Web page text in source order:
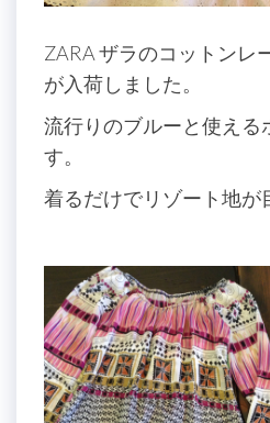
ZARA ザラのコットンレ
が入荷しました。
流行りのブルーと使える
す。
着るだけでリゾート地が